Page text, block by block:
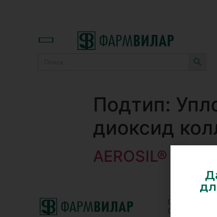
Подтип:
диоксид
AEROSIL® 200
Contact us: +7
Our emails: